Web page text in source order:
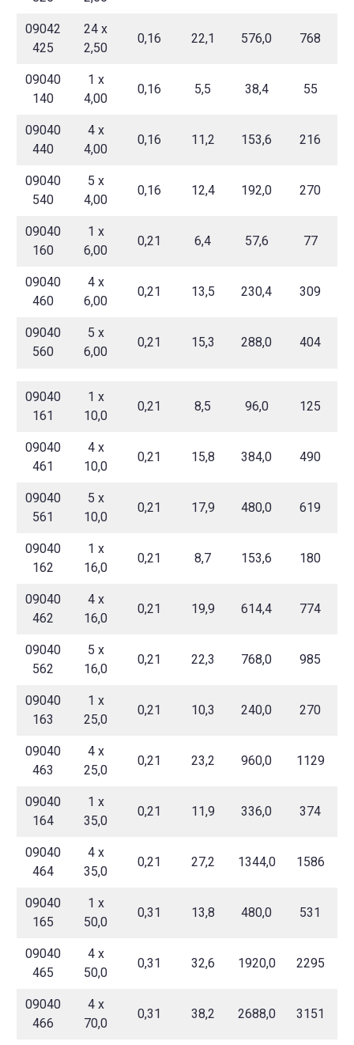
09042
425
24 x
2,50
0,16 22,1 576,0 768
09040
140
1 x
4,00
0,16 5,5 38,4 55
09040
440
4 x
4,00
0,16 11,2 153,6 216
09040
540
5 x
4,00
0,16 12,4 192,0 270
09040
160
1 x
6,00
0,21 6,4 57,6 77
09040
460
4 x
6,00
0,21 13,5 230,4 309
09040
560
5 x
6,00
0,21 15,3 288,0 404
09040
161
1 x
10,0
0,21 8,5 96,0 125
09040
461
4 x
10,0
0,21 15,8 384,0 490
09040
561
5 x
10,0
0,21 17,9 480,0 619
09040
162
1 x
16,0
0,21 8,7 153,6 180
09040
462
4 x
16,0
0,21 19,9 614,4 774
09040
562
5 x
16,0
0,21 22,3 768,0 985
09040
163
1 x
25,0
0,21 10,3 240,0 270
09040
463
4 x
25,0
0,21 23,2 960,0 1129
09040
164
1 x
35,0
0,21 11,9 336,0 374
09040
464
4 x
35,0
0,21 27,2 1344,0 1586
09040
165
1 x
50,0
0,31 13,8 480,0 531
09040
465
4 x
50,0
0,31 32,6 1920,0 2295
09040
466
4 x
70,0
0,31 38,2 2688,0 3151